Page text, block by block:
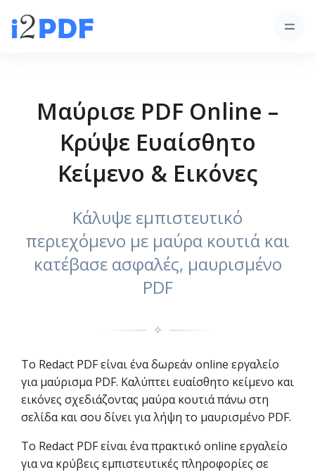
Μαύρισε PDF Online –
Κρύψε Ευαίσθητο
Κείμενο & Εικόνες
Κάλυψε εμπιστευτικό
περιεχόμενο με μαύρα κουτιά και
κατέβασε ασφαλές, μαυρισμένο
PDF
✧
Το Redact PDF είναι ένα δωρεάν online εργαλείο
για μαύρισμα PDF. Καλύπτει ευαίσθητο κείμενο και
εικόνες σχεδιάζοντας μαύρα κουτιά πάνω στη
σελίδα και σου δίνει για λήψη το μαυρισμένο PDF.
Το Redact PDF είναι ένα πρακτικό online εργαλείο
για να κρύβεις εμπιστευτικές πληροφορίες σε